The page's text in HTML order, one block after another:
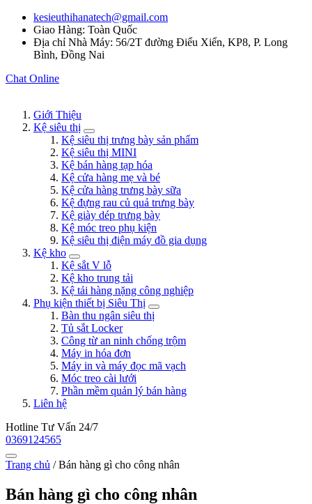
kesieuthihanatech@gmail.com
Giao Hàng: Toàn Quốc
Địa chỉ Nhà Máy: 56/2T đường Điểu Xiển, KP8, P. Long
Bình, Đồng Nai
Chat Online
Giới Thiệu
Kệ siêu thị
Kệ siêu thị trưng bày sản phẩm
Kệ siêu thị MINI
Kệ bán hàng tạp hóa
Kệ cửa hàng mẹ và bé
Kệ cửa hàng trưng bày sữa
Kệ đựng rau củ quả trưng bày
Kệ giày dép trưng bày
Kệ móc treo phụ kiện
Kệ siêu thị điện máy đồ gia dụng
Kệ kho
Kệ sắt V lỗ
Kệ kho trung tải
Kệ tải hàng nặng công nghiệp
Phụ kiện thiết bị Siêu Thị
Bàn thu ngân siêu thị
Tủ sắt Locker
Công từ an ninh chống trộm
Máy in hóa đơn
Máy in và máy đọc mã vạch
Móc treo cài lưới
Phần mềm quản lý bán hàng
Liên hệ
Hotline Tư Vấn 24/7
0369124565
Trang chủ /Bán hàng gì cho công nhân
Bán hàng gì cho công nhân